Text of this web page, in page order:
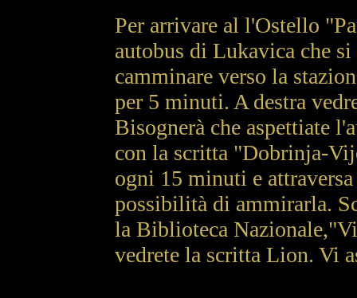
Per arrivare al l'Ostello
autobus di Lukavica che si
camminare verso la
per 5 minuti. A destra
Bisognerà che aspettiate
con la scritta "Dobrinja-
ogni 15 minuti e
possibilità di ammirarla.
la Biblioteca
vedrete la scritta Lion. Vi